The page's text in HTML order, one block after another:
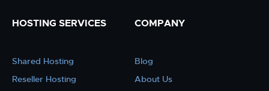
HOSTING SERVICES
Shared Hosting
Reseller Hosting
COMPANY
Blog
About Us